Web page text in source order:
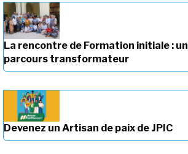
La rencontre de Formation initiale : un
parcours transformateur
Devenez un Artisan de paix de JPIC